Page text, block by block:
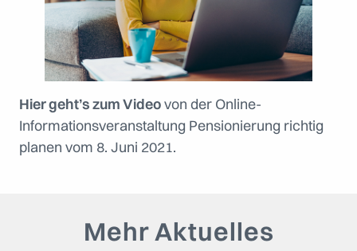
Hier geht’s zum Videovon der Online-
Informationsveranstaltung Pensionierung richtig
planen vom 8. Juni 2021.
Mehr Aktuelles